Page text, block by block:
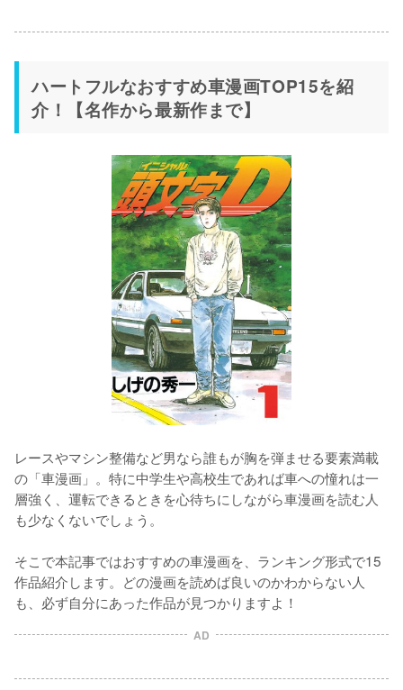
ハートフルなおすすめ車漫画TOP15を紹
介！【名作から最新作まで】
レースやマシン整備など男なら誰もが胸を弾ませる要素満載
の「車漫画」。特に中学生や高校生であれば車への憧れは一
層強く、運転できるときを心待ちにしながら車漫画を読む人
も少なくないでしょう。
そこで本記事ではおすすめの車漫画を、ランキング形式で15
作品紹介します。どの漫画を読めば良いのかわからない人
も、必ず自分にあった作品が見つかりますよ！
AD